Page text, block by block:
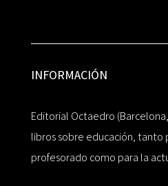
INFORMACIÓN
Editorial Octaedro
libros sobre educación, tanto
profesorado como para la